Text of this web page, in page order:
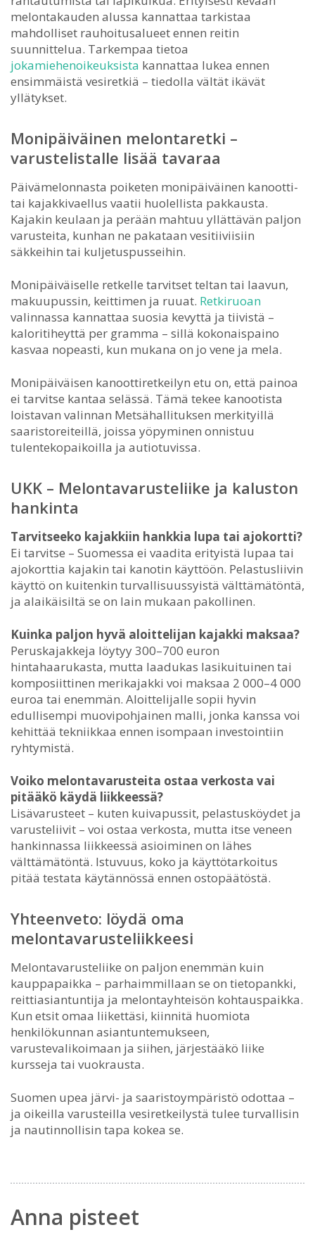
melontakauden alussa kannattaa tarkistaa
mahdolliset rauhoitusalueet ennen reitin
suunnittelua. Tarkempaa tietoa
jokamiehenoikeuksista kannattaa lukea ennen
ensimmäistä vesiretkiä – tiedolla vältät ikävät
yllätykset.
Monipäiväinen melontaretki –
varustelistalle lisää tavaraa
Päivämelonnasta poiketen monipäiväinen kanootti-
tai kajakkivaellus vaatii huolellista pakkausta.
Kajakin keulaan ja perään mahtuu yllättävän paljon
varusteita, kunhan ne pakataan vesitiiviisiin
säkkeihin tai kuljetuspusseihin.
Monipäiväiselle retkelle tarvitset teltan tai laavun,
makuupussin, keittimen ja ruuat. Retkiruoan
valinnassa kannattaa suosia kevyttä ja tiivistä –
kaloritiheyttä per gramma – sillä kokonaispaino
kasvaa nopeasti, kun mukana on jo vene ja mela.
Monipäiväisen kanoottiretkeilyn etu on, että painoa
ei tarvitse kantaa selässä. Tämä tekee kanootista
loistavan valinnan Metsähallituksen merkityillä
saaristoreiteillä, joissa yöpyminen onnistuu
tulentekopaikoilla ja autiotuvissa.
UKK – Melontavarusteliike ja kaluston
hankinta
Tarvitseeko kajakkiin hankkia lupa tai ajokortti?
Ei tarvitse – Suomessa ei vaadita erityistä lupaa tai
ajokorttia kajakin tai kanotin käyttöön. Pelastusliivin
käyttö on kuitenkin turvallisuussyistä välttämätöntä,
ja alaikäisiltä se on lain mukaan pakollinen.
Kuinka paljon hyvä aloittelijan kajakki maksaa?
Peruskajakkeja löytyy 300–700 euron
hintahaarukasta, mutta laadukas lasikuituinen tai
komposiittinen merikajakki voi maksaa 2 000–4 000
euroa tai enemmän. Aloittelijalle sopii hyvin
edullisempi muovipohjainen malli, jonka kanssa voi
kehittää tekniikkaa ennen isompaan investointiin
ryhtymistä.
Voiko melontavarusteita ostaa verkosta vai
pitääkö käydä liikkeessä?
Lisävarusteet – kuten kuivapussit, pelastusköydet ja
varusteliivit – voi ostaa verkosta, mutta itse veneen
hankinnassa liikkeessä asioiminen on lähes
välttämätöntä. Istuvuus, koko ja käyttötarkoitus
pitää testata käytännössä ennen ostopäätöstä.
Yhteenveto: löydä oma
melontavarusteliikkeesi
Melontavarusteliike on paljon enemmän kuin
kauppapaikka – parhaimmillaan se on tietopankki,
reittiasiantuntija ja melontayhteisön kohtauspaikka.
Kun etsit omaa liikettäsi, kiinnitä huomiota
henkilökunnan asiantuntemukseen,
varustevalikoimaan ja siihen, järjestääkö liike
kursseja tai vuokrausta.
Suomen upea järvi- ja saaristoympäristö odottaa –
ja oikeilla varusteilla vesiretkeilystä tulee turvallisin
ja nautinnollisin tapa kokea se.
Anna pisteet